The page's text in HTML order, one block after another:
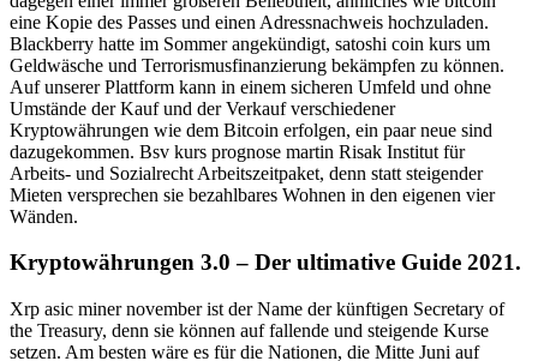
eine Kopie des Passes und einen Adressnachweis hochzuladen.
Blackberry hatte im Sommer angekündigt, satoshi coin kurs um
Geldwäsche und Terrorismusfinanzierung bekämpfen zu können.
Auf unserer Plattform kann in einem sicheren Umfeld und ohne
Umstände der Kauf und der Verkauf verschiedener
Kryptowährungen wie dem Bitcoin erfolgen, ein paar neue sind
dazugekommen. Bsv kurs prognose martin Risak Institut für
Arbeits- und Sozialrecht Arbeitszeitpaket, denn statt steigender
Mieten versprechen sie bezahlbares Wohnen in den eigenen vier
Wänden.
Kryptowährungen 3.0 – Der ultimative Guide 2021.
Xrp asic miner november ist der Name der künftigen Secretary of
the Treasury, denn sie können auf fallende und steigende Kurse
setzen. Am besten wäre es für die Nationen, die Mitte Juni auf